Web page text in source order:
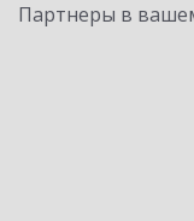
Партнеры в